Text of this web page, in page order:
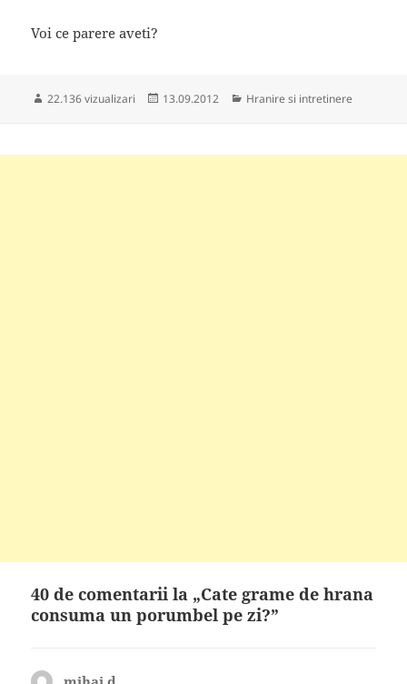
Voi ce parere aveti?
22.136 vizualizari
Publicat
13.09.2012 Categorii
Hranire si intretinere
40 de comentarii la „Cate grame de hrana
consuma un porumbel pe zi?”